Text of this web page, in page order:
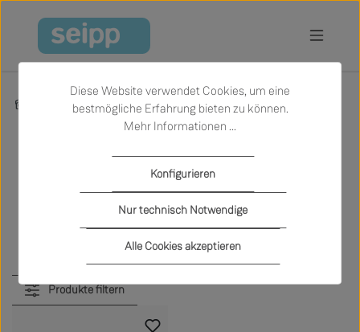
Zum Hauptinhalt springen
Essey
Accessoires von Essey
Produkte filtern
Diese Website verwendet Cookies, um eine
bestmögliche Erfahrung bieten zu können.
Mehr Informationen ...
Nur technisch Notwendige
Konfigurieren
Alle Cookies akzeptieren